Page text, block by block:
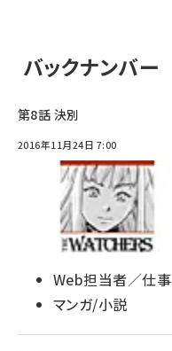
バックナンバー
第8話 決別
2016年11月24日 7:00
Web担当者／仕事
マンガ/小説